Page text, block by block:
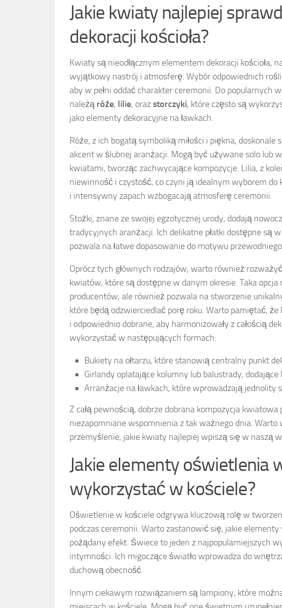
Jakie kwiaty najlepiej
dekoracji kościoła?
Kwiaty są nieodłącznym elementem dekoracji kościoła,
wyjątkowy nastrój i atmosferę. Wybór odpowiednich
aby w pełni oddać charakter ceremonii. Do popularnych
należą róże, lilie, orazstorczyki, które często są
jako elementy dekoracyjne na ławkach.
Róże, z ich bogatą symboliką miłości i piękna, doskonale
akcent w ślubnej aranżacji. Mogą być używane solo lub
kwiatami, tworząc zachwycające kompozycje. Lilia, z
niewinność i czystość, co czyni ją idealnym wyborem do
i intensywny zapach wzbogacają atmosferę ceremonii.
Stożki, znane ze swojej egzotycznej urody, dodają
tradycyjnych aranżacji. Ich delikatne płatki dostępne są
pozwala na łatwe dopasowanie do motywu
Oprócz tych głównych rodzajów, warto również
kwiatów, które są dostępne w danym okresie. Taka
producentów, ale również pozwala na stworzenie
które będą odzwierciedlać porę roku. Warto pamiętać,
i odpowiednio dobrane, aby harmonizowały z całością
wykorzystać w następujących formach:
Bukiety na ołtarzu, które stanowią centralny punkt
Girlandy oplatające kolumny lub balustrady, dodające
Arranżacje na ławkach, które wprowadzają jednolity
Z całą pewnością, dobrze dobrana kompozycja
niezapomniane wspomnienia z tak ważnego dnia. Warto
przemyślenie, jakie kwiaty najlepiej wpiszą się w naszą
Jakie elementy oświetlenia
wykorzystać w kościele?
Oświetlenie w kościele odgrywa kluczową rolę w
podczas ceremonii. Warto zastanowić się, jakie
pożądany efekt. Świece to jeden z najpopularniejszych
intymności. Ich migoczące światło wprowadza do
duchową obecność.
Innym ciekawym rozwiązaniem są lampiony, które